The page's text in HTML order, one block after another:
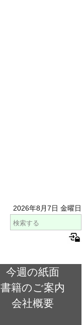
2026年8月7日 金曜日
今週の紙面
書籍のご案内
会社概要